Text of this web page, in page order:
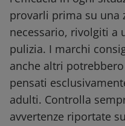
provarli prima su una
necessario, rivolgiti a
pulizia. I marchi
anche altri
pensati
adulti. Controlla
avvertenze riportate